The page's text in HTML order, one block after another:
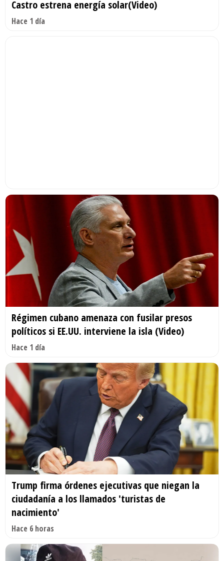
Castro estrena energía solar(Video)
Hace 1 día
Régimen cubano amenaza con fusilar presos
políticos si EE.UU. interviene la isla (Video)
Hace 1 día
Trump firma órdenes ejecutivas que niegan la
ciudadanía a los llamados 'turistas de
nacimiento'
Hace 6 horas